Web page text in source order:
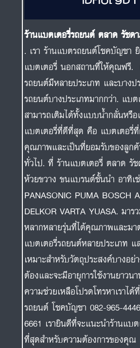
ร้านแบตเตอรี่รถยนต์ ตลาด รัชด
. เรา ร้านแบตรถยนต์โชคบัญชา
แบตเตอรี่ นอกสถานที่ให้คุณฟรี.
รถยนต์มีหลายประเภท และบางป
รถยนต์บางประเภทมากกว่า. แบ
สามารถเติมได้ทั้งแบบน้ำกลั่นหรื
แบตเตอรี่ที่ดีที่สุด คือ แบตเตอรี่
คุณภาพและเป็นที่ยอมรับของลูกค้
ทั่วไป. ที่ ร้านแบตเตอรี่ ตลาด รัช
ห้วยขวาง ขนแบรนด์ชั้นนำ อาทิเ
PANASONIC PUMA BOSCH
DELKOR VARTA YUASA. มา
หลากหลายรุ่นที่ได้คุณภาพและม
แบตเตอรี่รถยนต์หลายประเภท
เหมาะสำหรับวัตถุประสงค์บางอย่
ต้องและจะมีอายุการใช้งานยาวน
ความช่วยเหลือโปรดโทรหาเราไ
รถยนต์ โชคบัญชา 082-965-
6661 เรายินดีที่จะแนะนำร้านแบ
ที่สุดสำหรับความต้องการของคุณ